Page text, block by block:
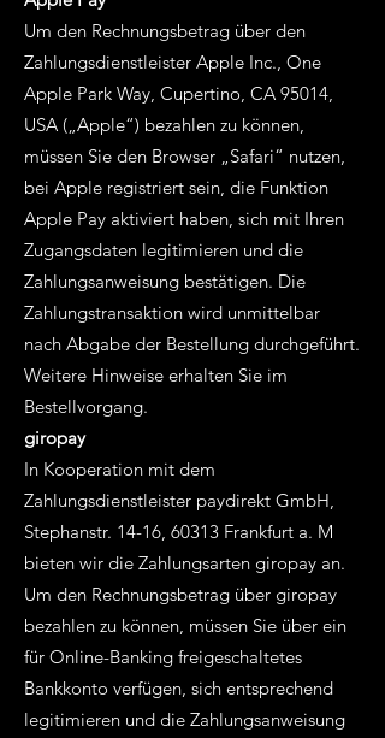
Um den Rechnungsbetrag über den
Zahlungsdienstleister Apple Inc., One
Apple Park Way, Cupertino, CA 95014,
USA („Apple“) bezahlen zu können,
müssen Sie den Browser „Safari“ nutzen,
bei Apple registriert sein, die Funktion
Apple Pay aktiviert haben, sich mit Ihren
Zugangsdaten legitimieren und die
Zahlungsanweisung bestätigen. Die
Zahlungstransaktion wird unmittelbar
nach Abgabe der Bestellung durchgeführt.
Weitere Hinweise erhalten Sie im
Bestellvorgang.
giropay
In Kooperation mit dem
Zahlungsdienstleister paydirekt GmbH,
Stephanstr. 14-16, 60313 Frankfurt a. M
bieten wir die Zahlungsarten giropay an.
Um den Rechnungsbetrag über giropay
bezahlen zu können, müssen Sie über ein
für Online-Banking freigeschaltetes
Bankkonto verfügen, sich entsprechend
legitimieren und die Zahlungsanweisung